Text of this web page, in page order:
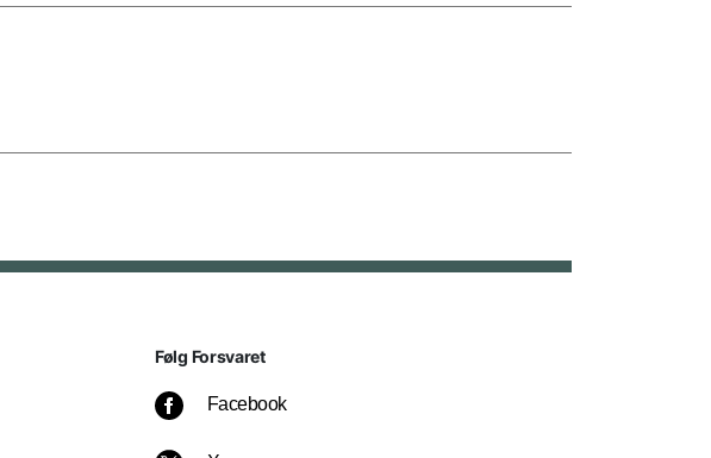
Følg Forsvaret
Facebook